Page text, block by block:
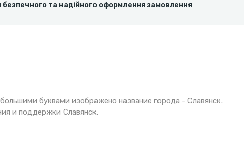
безпечного та надійного оформлення замовлення
буквами изображено название города - Славянск.
и поддержки Славянск.